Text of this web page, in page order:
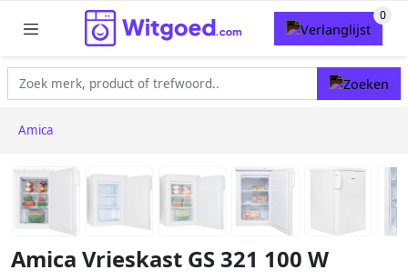
Amica
Amica Vrieskast GS 321 100 W